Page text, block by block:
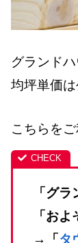
グランド
均坪単価は
こちらを
「グ
「お
→「 タ